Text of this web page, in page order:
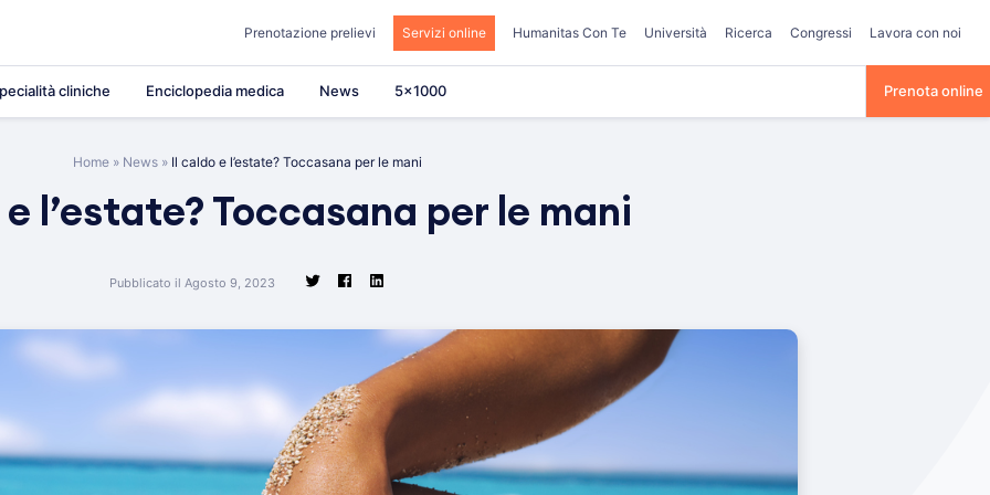
Prenotazione prelievi Servizi online Humanitas Con Te Università Ricerca Congressi Lavora con noi
cliniche Enciclopedia medica News 5×1000 Prenota online
Home » News » Il caldo e l’estate? Toccasana per le mani
e l’estate? Toccasana per le mani
Pubblicato il Agosto 9, 2023